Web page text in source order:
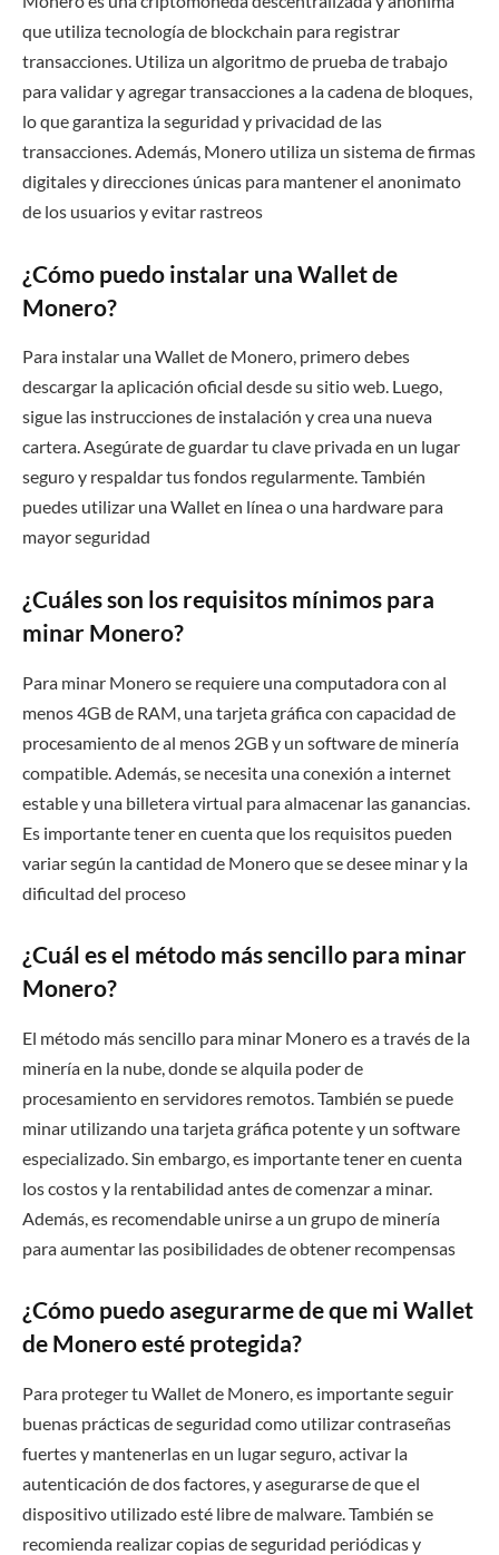
que utiliza tecnología de blockchain para registrar
transacciones. Utiliza un algoritmo de prueba de trabajo
para validar y agregar transacciones a la cadena de bloques,
lo que garantiza la seguridad y privacidad de las
transacciones. Además, Monero utiliza un sistema de firmas
digitales y direcciones únicas para mantener el anonimato
de los usuarios y evitar rastreos
¿Cómo puedo instalar una Wallet de
Monero?
Para instalar una Wallet de Monero, primero debes
descargar la aplicación oficial desde su sitio web. Luego,
sigue las instrucciones de instalación y crea una nueva
cartera. Asegúrate de guardar tu clave privada en un lugar
seguro y respaldar tus fondos regularmente. También
puedes utilizar una Wallet en línea o una hardware para
mayor seguridad
¿Cuáles son los requisitos mínimos para
minar Monero?
Para minar Monero se requiere una computadora con al
menos 4GB de RAM, una tarjeta gráfica con capacidad de
procesamiento de al menos 2GB y un software de minería
compatible. Además, se necesita una conexión a internet
estable y una billetera virtual para almacenar las ganancias.
Es importante tener en cuenta que los requisitos pueden
variar según la cantidad de Monero que se desee minar y la
dificultad del proceso
¿Cuál es el método más sencillo para minar
Monero?
El método más sencillo para minar Monero es a través de la
minería en la nube, donde se alquila poder de
procesamiento en servidores remotos. También se puede
minar utilizando una tarjeta gráfica potente y un software
especializado. Sin embargo, es importante tener en cuenta
los costos y la rentabilidad antes de comenzar a minar.
Además, es recomendable unirse a un grupo de minería
para aumentar las posibilidades de obtener recompensas
¿Cómo puedo asegurarme de que mi Wallet
de Monero esté protegida?
Para proteger tu Wallet de Monero, es importante seguir
buenas prácticas de seguridad como utilizar contraseñas
fuertes y mantenerlas en un lugar seguro, activar la
autenticación de dos factores, y asegurarse de que el
dispositivo utilizado esté libre de malware. También se
recomienda realizar copias de seguridad periódicas y